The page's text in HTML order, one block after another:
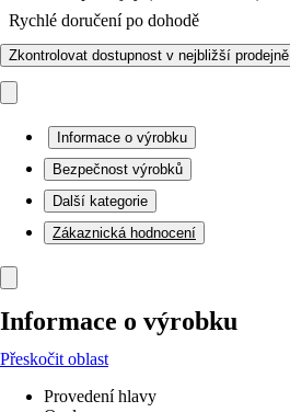
Rychlé doručení po dohodě
Zkontrolovat dostupnost v nejbližší prodejně
Informace o výrobku
Bezpečnost výrobků
Další kategorie
Zákaznická hodnocení
Informace o výrobku
Přeskočit oblast
Provedení hlavy